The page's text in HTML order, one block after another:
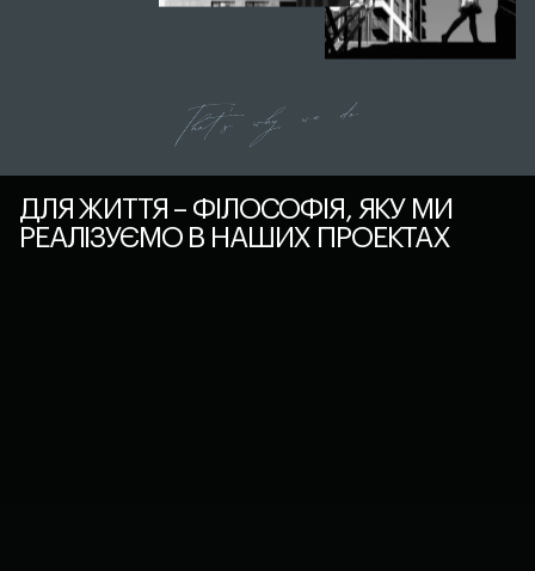
ДЛЯ ЖИТТЯ – ФІЛОСОФІЯ, ЯКУ МИ
РЕАЛІЗУЄМО В НАШИХ ПРОЕКТАХ